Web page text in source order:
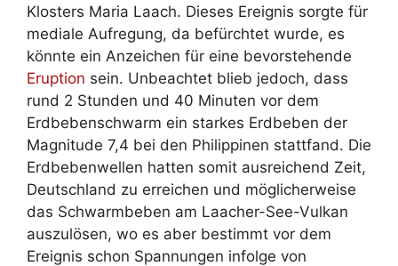
Klosters Maria Laach. Dieses Ereignis sorgte für
mediale Aufregung, da befürchtet wurde, es
könnte ein Anzeichen für eine bevorstehende
Eruption sein. Unbeachtet blieb jedoch, dass
rund 2 Stunden und 40 Minuten vor dem
Erdbebenschwarm ein starkes Erdbeben der
Magnitude 7,4 bei den Philippinen stattfand. Die
Erdbebenwellen hatten somit ausreichend Zeit,
Deutschland zu erreichen und möglicherweise
das Schwarmbeben am Laacher-See-Vulkan
auszulösen, wo es aber bestimmt vor dem
Ereignis schon Spannungen infolge von